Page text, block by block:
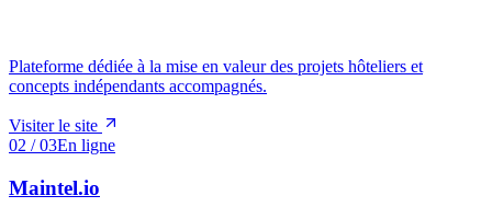
Plateforme dédiée à la mise en valeur des projets hôteliers et
concepts indépendants accompagnés.
Visiter le site
02 /03En ligne
Maintel.io